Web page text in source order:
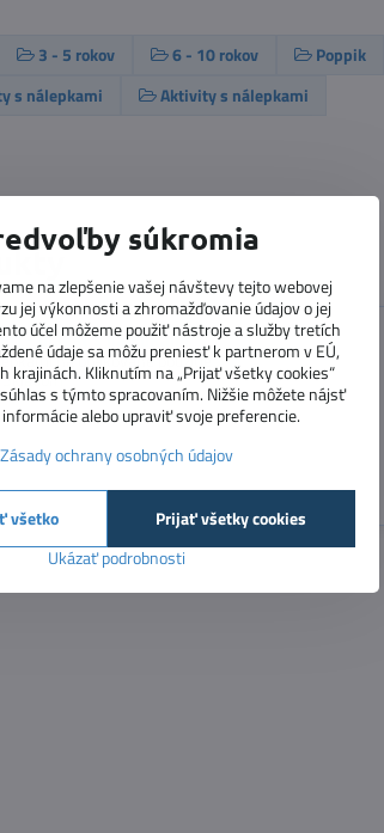
3 - 5 rokov 6 - 10 rokov
Poppik
s nálepkami Aktivity s nálepkami
- plagát s nálepkami
na opakované použitie
Skladom
súkromia
na zlepšenie vašej návštevy tejto webovej
jej výkonnosti a zhromažďovanie údajov o jej
účel môžeme použiť nástroje a služby tretích
údaje sa môžu preniesť k partnerom v EÚ,
krajinách. Kliknutím na „Prijať všetky cookies“
s týmto spracovaním. Nižšie môžete nájsť
alebo upraviť svoje preferencie.
Zásady ochrany osobných údajov
Ukázať podrobnosti
Prijať všetky cookies
všetko